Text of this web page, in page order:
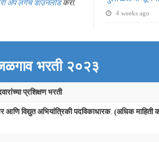
4 weeks ago
अँप लगेच डाउनलोडकरा.
भरती २०२३
प्रशिक्षण भरती
आणि विद्युत अभियांत्रिकी पदविकाधारक. (अधिक माहिती